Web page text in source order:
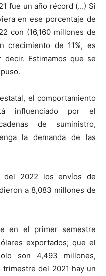
fue un año récord (…) Si
en ese porcentaje de
con (16,160 millones de
crecimiento de 11%, es
decir. Estimamos que se
el comportamiento
influenciado por el
de suministro,
la demanda de las
del 2022 los envíos de
a 8,083 millones de
en el primer semestre
exportados; que el
son 4,493 millones,
del 2021 hay un